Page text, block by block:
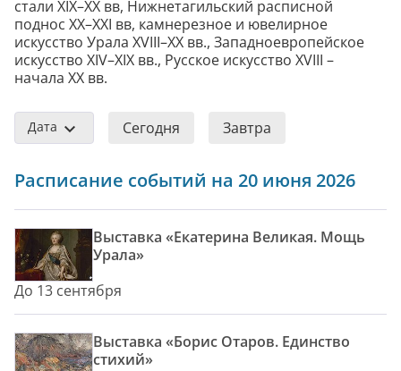
стали XIX–XX вв, Нижнетагильский расписной
поднос XX–XXI вв, камнерезное и ювелирное
искусство Урала XVIII–XX вв., Западноевропейское
искусство XIV–XIX вв., Русское искусство XVIII –
начала XX вв.
Дата Сегодня Завтра
Расписание событий на 20 июня 2026
Выставка «Екатерина Великая. Мощь
Урала»
До 13 сентября
Выставка «Борис Отаров. Единство
стихий»